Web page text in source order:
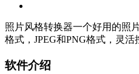
照片风格转换器一个好用的照
格式，JPEG和PNG格式，灵活
软件介绍